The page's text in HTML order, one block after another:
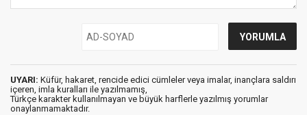
UYARI: Küfür, hakaret, rencide edici cümleler veya imalar, inançlara saldırı
içeren, imla kuralları ile yazılmamış,
Türkçe karakter kullanılmayan ve büyük harflerle yazılmış yorumlar
onaylanmamaktadır.